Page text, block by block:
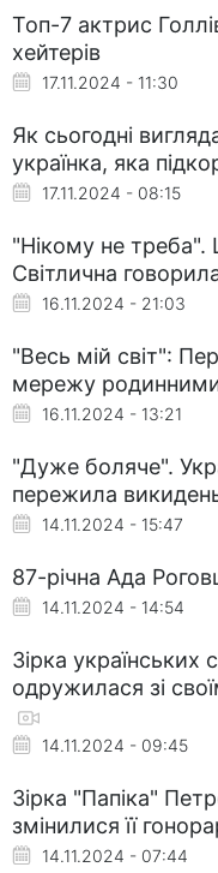
Топ-7 актрис
хейтерів
17.11.2024 - 11:30
Як сьогодні
українка, яка
17.11.2024 - 08:15
"Нікому не треба".
Світлична
16.11.2024 - 21:03
"Весь мій світ":
мережу
16.11.2024 - 13:21
"Дуже боляче".
пережила
14.11.2024 - 15:47
87-річна Ада
14.11.2024 - 14:54
Зірка українських
одружилася зі
14.11.2024 - 09:45
Зірка "Папіка"
змінилися її
14.11.2024 - 07:44